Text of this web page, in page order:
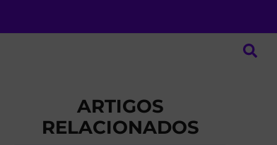
ARTIGOS
RELACIONADOS